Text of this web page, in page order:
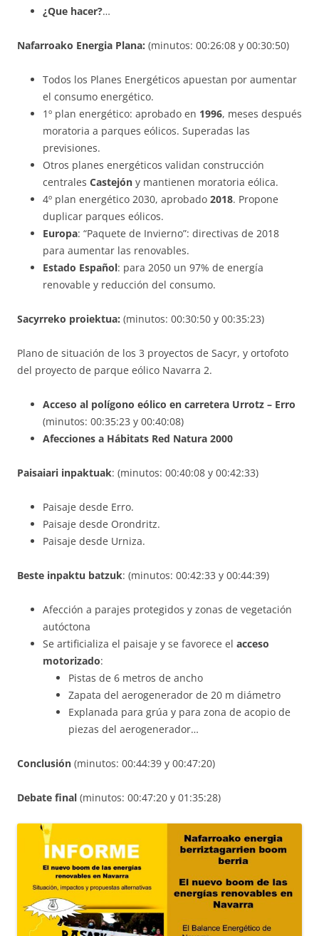
¿Que hacer?…
Nafarroako Energia Plana: (minutos: 00:26:08 y 00:30:50)
Todos los Planes Energéticos apuestan por aumentar
el consumo energético.
1º plan energético: aprobado en 1996, meses después
moratoria a parques eólicos. Superadas las
previsiones.
Otros planes energéticos validan construcción
centrales Castejón y mantienen moratoria eólica.
4º plan energético 2030, aprobado 2018. Propone
duplicar parques eólicos.
Europa: “Paquete de Invierno”: directivas de 2018
para aumentar las renovables.
Estado Español: para 2050 un 97% de energía
renovable y reducción del consumo.
Sacyrreko proiektua: (minutos: 00:30:50 y 00:35:23)
Plano de situación de los 3 proyectos de Sacyr, y ortofoto
del proyecto de parque eólico Navarra 2.
Acceso al polígono eólico en carretera Urrotz – Erro
(minutos: 00:35:23 y 00:40:08)
Afecciones a Hábitats Red Natura 2000
Paisaiari inpaktuak: (minutos: 00:40:08 y 00:42:33)
Paisaje desde Erro.
Paisaje desde Orondritz.
Paisaje desde Urniza.
Beste inpaktu batzuk: (minutos: 00:42:33 y 00:44:39)
Afección a parajes protegidos y zonas de vegetación
autóctona
Se artificializa el paisaje y se favorece el acceso
motorizado:
Pistas de 6 metros de ancho
Zapata del aerogenerador de 20 m diámetro
Explanada para grúa y para zona de acopio de
piezas del aerogenerador…
Conclusión (minutos: 00:44:39 y 00:47:20)
Debate final (minutos: 00:47:20 y 01:35:28)